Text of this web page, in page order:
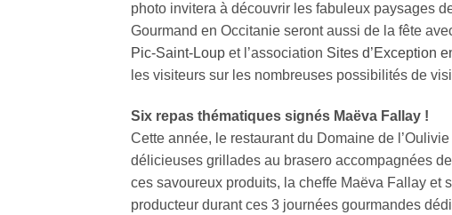
photo invitera à découvrir les fabuleux paysages
Gourmand en Occitanie seront aussi de la fête
Pic-Saint-Loup et l’association Sites d’Exception
les visiteurs sur les nombreuses possibilités de
Six repas thématiques signés Maëva Fallay !
Cette année, le restaurant du Domaine de
délicieuses grillades au brasero accompagnées
ces savoureux produits, la cheffe Maëva Fallay et
producteur durant ces 3 journées gourmandes